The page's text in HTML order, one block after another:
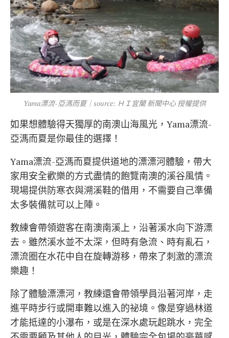
Yama漂流-亞溤而夏｜source: ＨＩ宜蘭 新聞中心 授權提供
如果想體驗得天獨厚的南澳山海風光，Yama漂流-
亞溤而夏是你最佳的選擇！
Yama漂流-亞溤而夏提供道地的漂漂河體驗，帶大
家用安全歡樂的方式盡情的飽覽南澳的溪谷風情。
現場提供防寒衣與溯溪鞋的借用，不需要自己準備
太多裝備就可以上陣。
教練會帶領遊客在南澳南溪上，沿著溪水向下游漂
去。雖然溪水並不太深，但時有急流、時有亂石，
漂流圈在水花中自在旋轉游移，帶來了刺激的漂流
樂趣！
除了體驗漂漂河，教練還會帶領學員沿著河岸，走
進平時步行或開車難以進入的祕境。像是穿過林道
才能抵達的小瀑布，或是在深水處玩起跳水，完全